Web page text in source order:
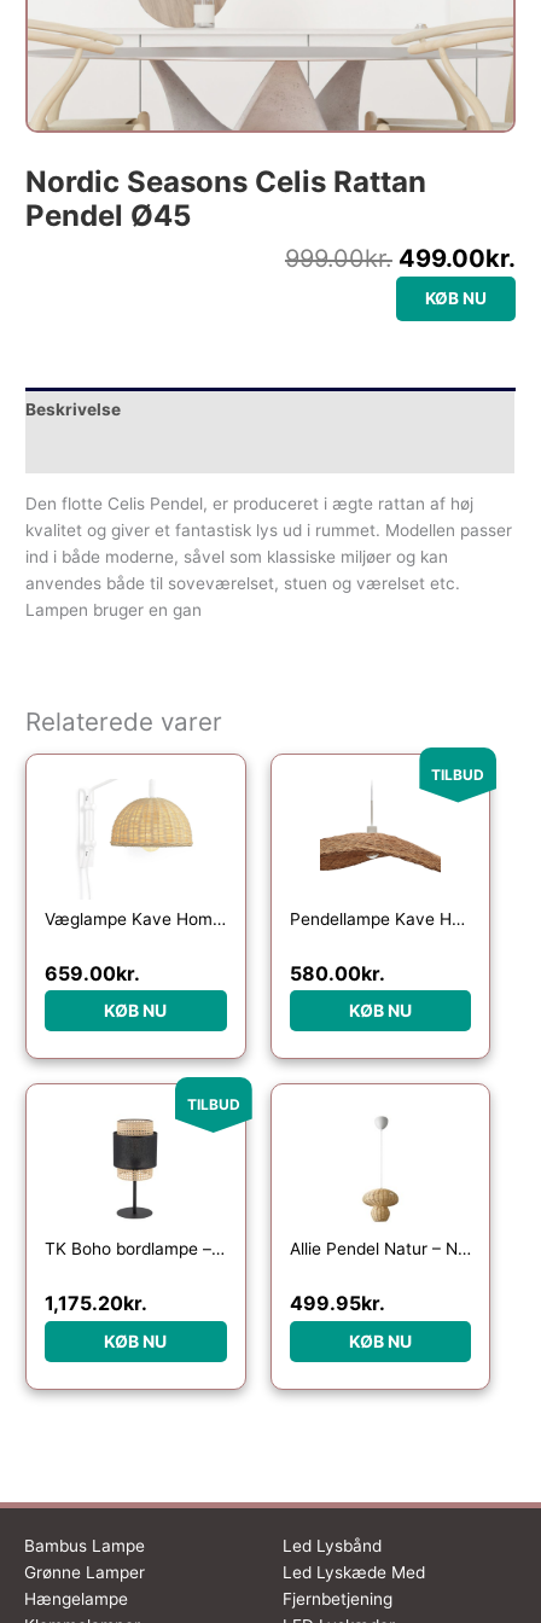
Nordic Seasons Celis Rattan
Pendel Ø45
999.00kr. 499.00kr.
KØB NU
Beskrivelse
Den flotte Celis Pendel, er produceret i ægte rattan af høj
kvalitet og giver et fantastisk lys ud i rummet. Modellen passer
ind i både moderne, såvel som klassiske miljøer og kan
anvendes både til soveværelset, stuen og værelset etc.
Lampen bruger en gan
Relaterede varer
Væglampe Kave Home Damila – Kolonialt design i rattan & hvidt metal, justerbar højde
659.00kr.
KØB NU
TILBUD
Pendellampe Kave Home Bisbal rattan og stål Ø80Ã15 cm natur
Den oprindelige pris var:
580.00kr.
Den aktuelle
KØB NU
TILBUD
TK Boho bordlampe – natur rattan og sort stof/metal
Den oprindelige pris var: 1,469.00kr..
1,175.20kr.
Den aktuelle pris er: 1,175.20kr..
KØB NU
Allie Pendel Natur – Nordlux
499.95kr.
KØB NU
Bambus Lampe
Grønne Lamper
Hængelampe
Led Lysbånd
Led Lyskæde Med
Fjernbetjening